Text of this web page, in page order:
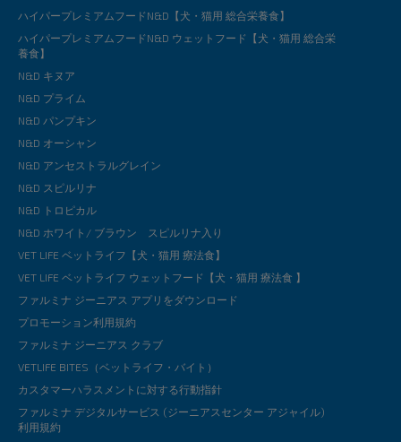
ハイパープレミアムフードN&D【犬・猫用 総合栄養食】
ハイパープレミアムフードN&D ウェットフード【犬・猫用 総合栄
養食】
N&D キヌア
N&D プライム
N&D パンプキン
N&D オーシャン
N&D アンセストラルグレイン
N&D スピルリナ
N&D トロピカル
N&D ホワイト/ ブラウン スピルリナ入り
VET LIFE ベットライフ【犬・猫用 療法食】
VET LIFE ベットライフ ウェットフード【犬・猫用 療法食 】
ファルミナ ジーニアス アプリをダウンロード
プロモーション利用規約
ファルミナ ジーニアス クラブ
VETLIFE BITES（ベットライフ・バイト）
カスタマーハラスメントに対する行動指針
ファルミナ デジタルサービス (ジーニアスセンター アジャイル)
利用規約